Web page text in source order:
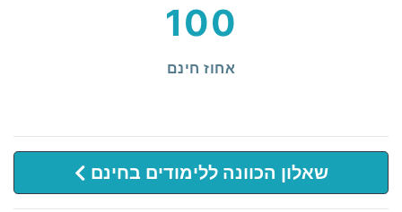
100
אחוז חינם
שאלון הכוונה ללימודים בחינם